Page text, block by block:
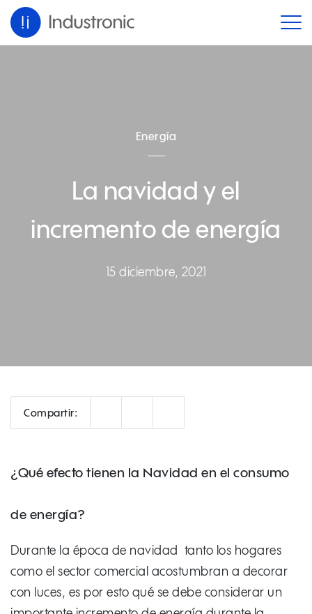
Energía
La navidad y el
incremento de energía
15 diciembre, 2021
Compartir:
¿Qué efecto tienen la Navidad en el consumo
de energía?
Durante la época de navidad tanto los hogares
como el sector comercial acostumbran a decorar
con luces, es por esto qué se debe considerar un